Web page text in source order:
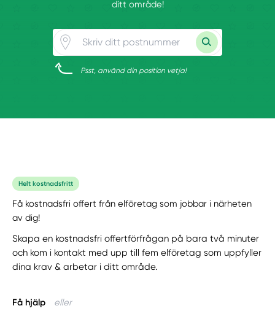
ditt område!
Psst, använd din position vetja!
Helt kostnadsfritt
Få kostnadsfri offert från elföretag som jobbar i närheten
av dig!
Skapa en kostnadsfri offertförfrågan på bara två minuter
och kom i kontakt med upp till fem elföretag som uppfyller
dina krav & arbetar i ditt område.
Få hjälp eller